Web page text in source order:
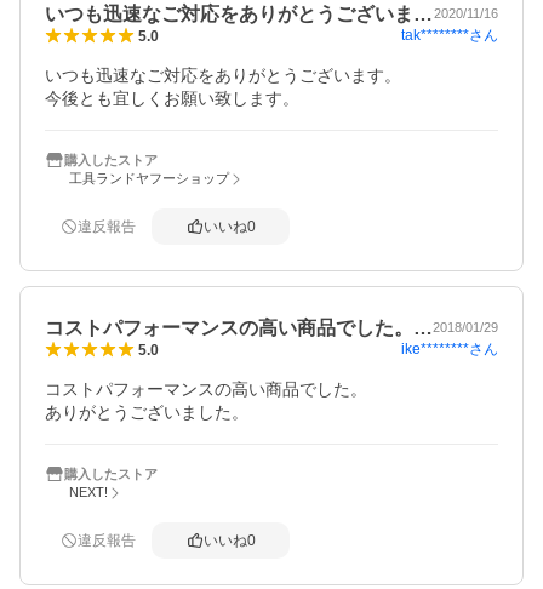
いつも迅速なご対応をありがとうございま…2020/11/16
5.0 tak********さん
いつも迅速なご対応をありがとうございます。
今後とも宜しくお願い致します。
購入したストア
工具ランドヤフーショップ
違反報告 いいね0
コストパフォーマンスの高い商品でした。…2018/01/29
5.0 ike********さん
コストパフォーマンスの高い商品でした。
ありがとうございました。
購入したストア
NEXT!
違反報告 いいね0